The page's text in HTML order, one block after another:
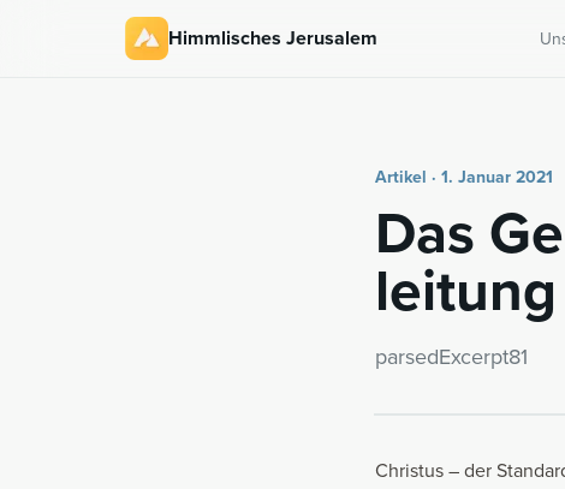
Himmlisches Jerusalem
Artikel · 1. Januar 2021
Das
lei­tung
par­se­dE­x­cerpt81
Christus – der